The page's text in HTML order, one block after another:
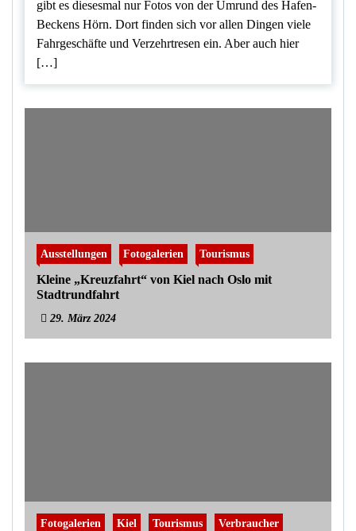
gibt es diesesmal nur Fotos von der Umrund des Hafen-
Beckens Hörn. Dort finden sich vor allen Dingen viele
Fahrgeschäfte und Verzehrtresen ein. Aber auch hier
[…]
Ausstellungen Fotogalerien Tourismus
Kleine „Kreuzfahrt“ von Kiel nach Oslo mit
Stadtrundfahrt
29. März 2024
Fotogalerien Kiel Tourismus Verbraucher